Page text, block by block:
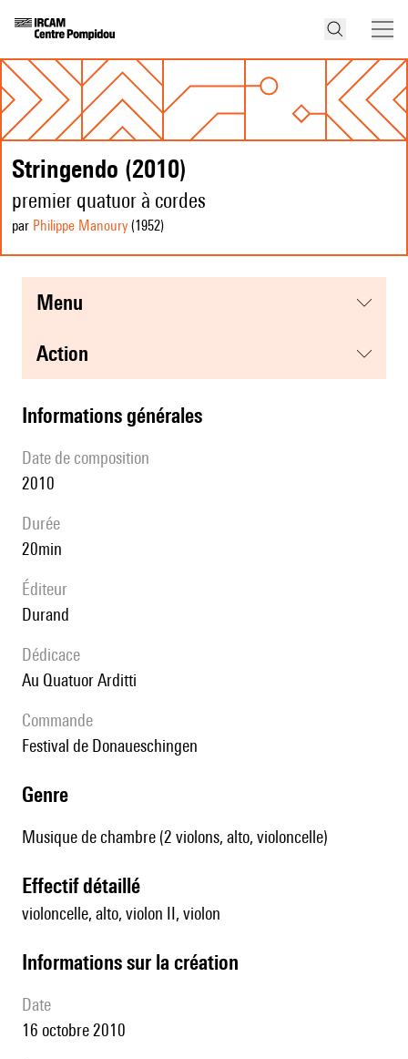
Stringendo (2010)
premier quatuor à cordes
par Philippe Manoury (1952)
menu
action
informations générales
date de composition
2010
durée
20min
éditeur
Durand
Dédicace
au Quatuor Arditti
Commande
Festival de Donaueschingen
genre
Musique de chambre (2 violons, alto, violoncelle)
effectif détaillé
violoncelle, alto, violon II, violon
informations sur la création
date
16 octobre 2010